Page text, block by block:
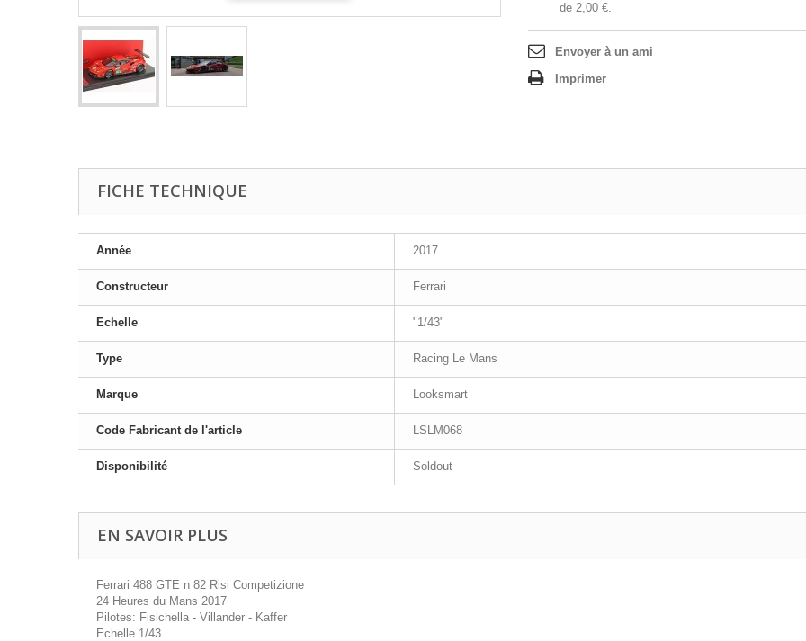
de 2,00 €.
Envoyer à un ami
Imprimer
FICHE TECHNIQUE
Année 2017
Constructeur Ferrari
Echelle "1/43"
Type Racing Le Mans
Marque Looksmart
Code Fabricant de l'article LSLM068
Disponibilité Soldout
EN SAVOIR PLUS
Ferrari 488 GTE n 82 Risi Competizione
24 Heures du Mans 2017
Pilotes: Fisichella - Villander - Kaffer
Echelle 1/43